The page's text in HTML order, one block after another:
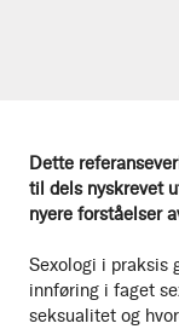
Dette
til dels nyskrevet
nyere forståelser
Sexologi i praksis
innføring i faget
seksualitet og